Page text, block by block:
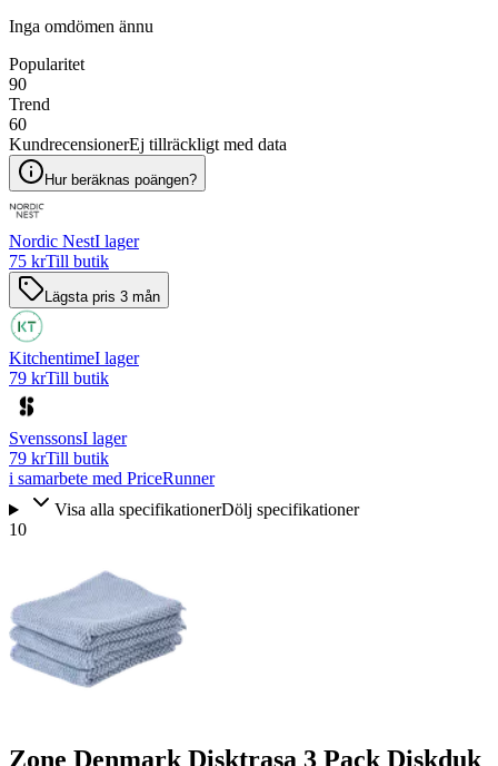
Inga omdömen ännu
Popularitet
90
Trend
60
KundrecensionerEj tillräckligt med data
Hur beräknas poängen?
Nordic NestI lager
75 krTill butik
Lägsta pris 3 mån
KitchentimeI lager
79 krTill butik
SvenssonsI lager
79 krTill butik
i samarbete med PriceRunner
Visa alla specifikationerDölj specifikationer
10
Zone Denmark Disktrasa 3 Pack Diskduk